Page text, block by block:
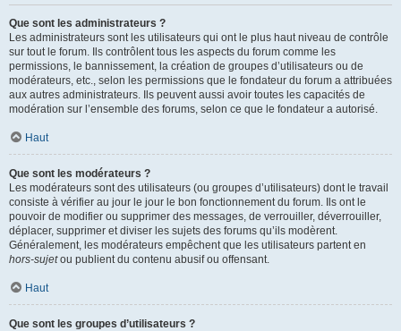
Que sont les administrateurs ?
Les administrateurs sont les utilisateurs qui ont le plus haut niveau de contrôle
sur tout le forum. Ils contrôlent tous les aspects du forum comme les
permissions, le bannissement, la création de groupes d’utilisateurs ou de
modérateurs, etc., selon les permissions que le fondateur du forum a attribuées
aux autres administrateurs. Ils peuvent aussi avoir toutes les capacités de
modération sur l’ensemble des forums, selon ce que le fondateur a autorisé.
Haut
Que sont les modérateurs ?
Les modérateurs sont des utilisateurs (ou groupes d’utilisateurs) dont le travail
consiste à vérifier au jour le jour le bon fonctionnement du forum. Ils ont le
pouvoir de modifier ou supprimer des messages, de verrouiller, déverrouiller,
déplacer, supprimer et diviser les sujets des forums qu’ils modèrent.
Généralement, les modérateurs empêchent que les utilisateurs partent en
hors-sujetou publient du contenu abusif ou offensant.
Haut
Que sont les groupes d’utilisateurs ?